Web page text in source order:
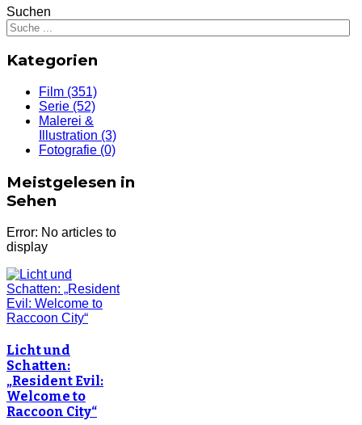
Suchen
Kategorien
Film (351)
Serie (52)
Malerei &
Illustration (3)
Fotografie (0)
Meistgelesen in
Sehen
Error: No articles to
display
Licht und
Schatten:
„Resident Evil:
Welcome to
Raccoon City“